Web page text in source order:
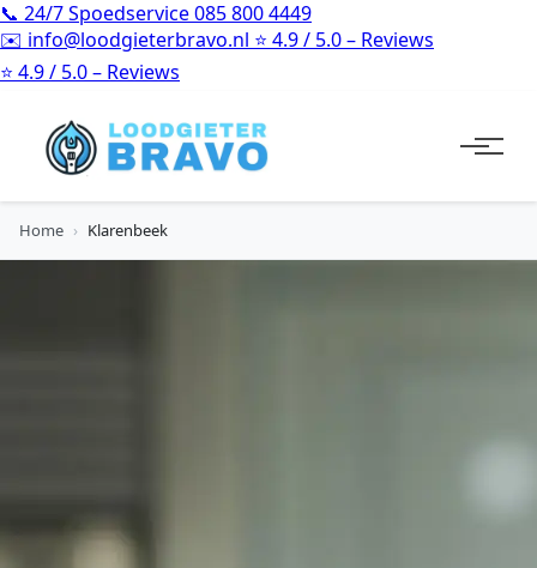
📞 24/7 Spoedservice085 800 4449
✉️ info@loodgieterbravo.nl ⭐ 4.9 / 5.0 – Reviews
⭐ 4.9 / 5.0 – Reviews
Home › Klarenbeek